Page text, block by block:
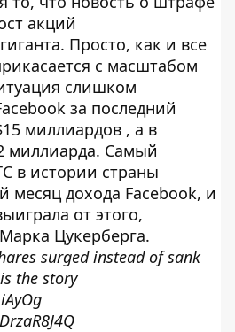
акций
Просто, как и все
с масштабом
слишком
за последний
миллиардов , а в
миллиарда. Самый
в истории страны
месяц дохода Facebook, и
от этого,
Цукерберга.
surged instead of sank
the story